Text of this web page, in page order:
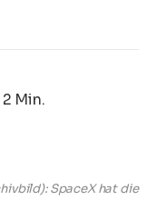
Min.
SpaceX hat die